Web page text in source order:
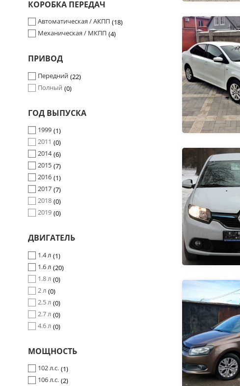
КОРОБКА ПЕРЕДАЧ
Автоматическая / АКПП 18
Механическая / МКПП 4
ПРИВОД
Передний 22
Полный 0
ГОД ВЫПУСКА
1999 1
2011 0
2014 6
2015 7
2016 1
2017 7
2018 0
2019 0
ДВИГАТЕЛЬ
1.4 л 1
1.6 л 20
1.8 л 0
2 л 0
2.5 л 0
2.7 л 0
4.6 л 0
МОЩНОСТЬ
102 л.с. 1
106 л.с. 2